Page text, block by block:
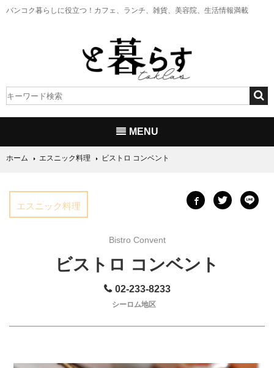
バンコク暮らしに役立つ！ カフェ、ランチ、雑貨、美容院、生活情報満載
MENU
ホーム エスニック料理 ビストロ コンベント
エスニック料理
Bistro Convent
ビストロ コンベント
02-233-8233
シーロム地区